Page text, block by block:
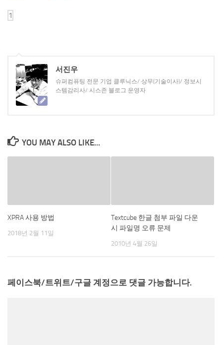
서진우
슈퍼컴퓨팅 전문 기업 클루닉스/ 상무(기술이사)/ 정보시
스템감리사/ 시스존 블로그 운영자
YOU MAY ALSO LIKE...
XPRA 사용 방법
2018년 2월 11일
Textcube 한글 첨부 파일 다운
시 파일명 오류 문제
2010년 4월 26일
페이스북/트위트/구글 계정으로 댓글 가능합니다.